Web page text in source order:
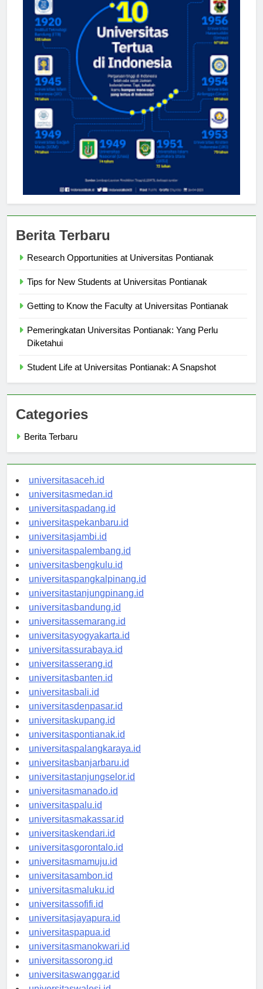
Pemeringkatan Universitas Pontianak: Yang Perlu
Categories
universitasaceh.id
universitasmedan.id
universitaspadang.id
universitaspekanbaru.id
universitasjambi.id
universitaspalembang.id
universitasbengkulu.id
universitaspangkalpinang.id
universitastanjungpinang.id
universitasbandung.id
universitassemarang.id
universitasyogyakarta.id
universitassurabaya.id
universitasserang.id
universitasbanten.id
universitasbali.id
universitasdenpasar.id
universitaskupang.id
universitaspontianak.id
universitaspalangkaraya.id
universitasbanjarbaru.id
universitastanjungselor.id
universitasmanado.id
universitaspalu.id
universitasmakassar.id
universitaskendari.id
universitasgorontalo.id
universitasmamuju.id
universitasambon.id
universitasmaluku.id
universitassofifi.id
universitasjayapura.id
universitaspapua.id
universitasmanokwari.id
universitassorong.id
universitaswanggar.id